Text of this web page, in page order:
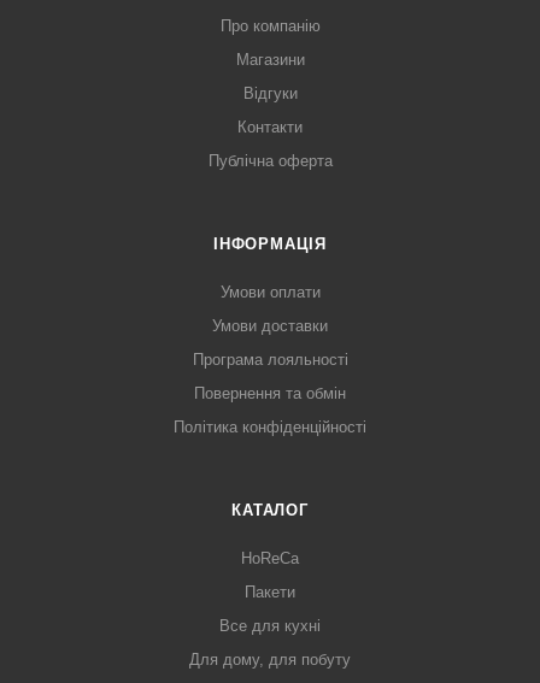
Про компанію
Магазини
Відгуки
Контакти
Публічна оферта
ІНФОРМАЦІЯ
Умови оплати
Умови доставки
Програма лояльності
Повернення та обмін
Політика конфіденційності
КАТАЛОГ
HoReCa
Пакети
Все для кухні
Для дому, для побуту